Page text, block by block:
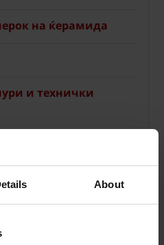
About
на ќерамида
и технички